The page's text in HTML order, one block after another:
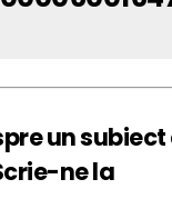
un subiect
ne la